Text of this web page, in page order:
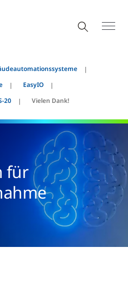
EasyIO
20 Vielen Dank!
für